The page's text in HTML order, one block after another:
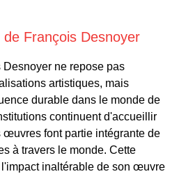
François Desnoyer
Desnoyer ne repose pas
artistiques, mais
durable dans le monde de
continuent d'accueillir
œuvres font partie intégrante de
à travers le monde. Cette
l'impact inaltérable de son œuvre